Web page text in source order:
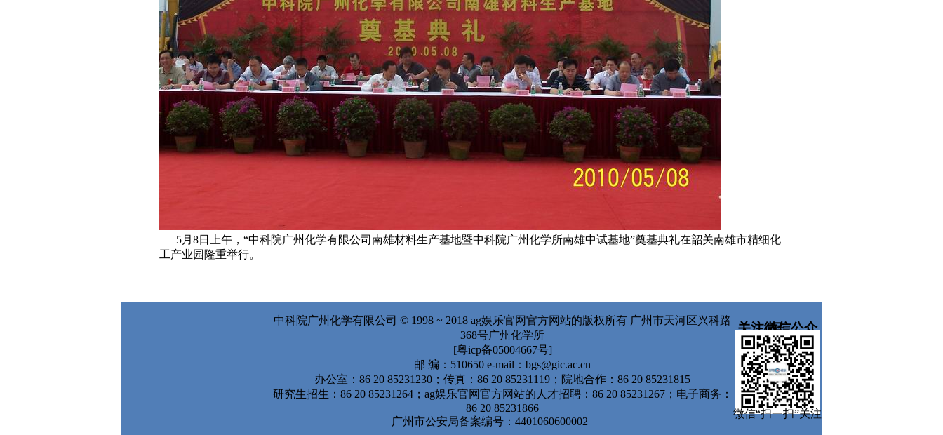
5月8日上午，“中科院广州化学有限公司南雄材料生产基地暨中科院广州化学所南雄中试基地”奠基典礼在韶关南雄市精细化
工产业园隆重举行。
中科院广州化学有限公司 © 1998 ~ 2018 ag娱乐官网官方网站的版权所有 广州市天河区兴科路
368号广州化学所
[粤icp备05004667号]
邮 编：510650 e-mail： bgs@gic.ac.cn
办公室：86 20 85231230；传真：86 20 85231119；院地合作：86 20 85231815
研究生招生：86 20 85231264；ag娱乐官网官方网站的人才招聘：86 20 85231267；电子商务：
86 20 85231866
广州市公安局备案编号：4401060600002
关注微信公众号
微信“扫一扫”关注